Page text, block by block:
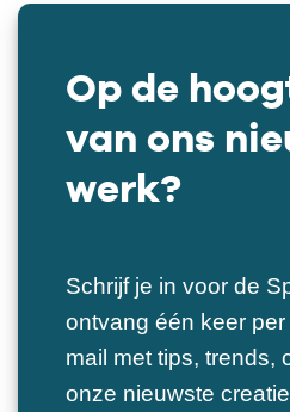
Op de
van ons
werk?
Schrijf je in voor de
ontvang één keer
mail met tips, trends,
onze nieuwste